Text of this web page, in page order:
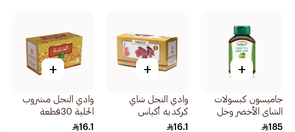
+
جاميسون كبسولات
الشاي الأخضر وخل
التفاح لضبط الوزن
185
+
وادي النحل شاي
كركديه أكياس
30قطعة
16.1
+
وادي النحل مشروب
الحلبة 30قطعة
16.1